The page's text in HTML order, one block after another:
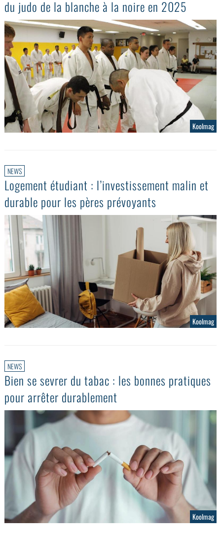
du judo de la blanche à la noire en 2025
Koolmag
NEWS
Logement étudiant : l’investissement malin et
durable pour les pères prévoyants
Koolmag
NEWS
Bien se sevrer du tabac : les bonnes pratiques
pour arrêter durablement
Koolmag